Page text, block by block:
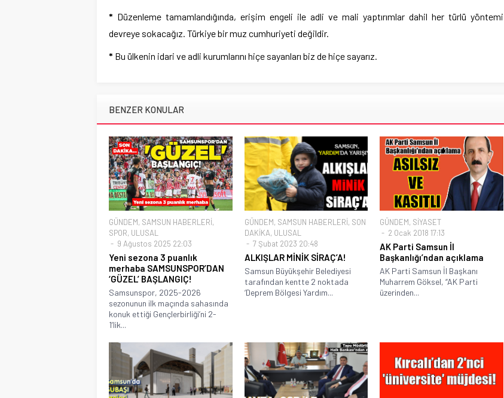
* Düzenleme tamamlandığında, erişim engeli ile adli ve mali yaptırımlar dahil her türlü yöntemi
devreye sokacağız. Türkiye bir muz cumhuriyeti değildir.
* Bu ülkenin idari ve adli kurumlarını hiçe sayanları biz de hiçe sayarız.
BENZER KONULAR
GÜNDEM, SAMSUN HABERLERİ,
SPOR, ULUSAL
9 Ağustos 2025 22:03
Yeni sezona 3 puanlık
merhaba SAMSUNSPOR’DAN
‘GÜZEL’ BAŞLANGIÇ!
Samsunspor, 2025-2026
sezonunun ilk maçında sahasında
konuk ettiği Gençlerbirliği’ni 2-
1’lik...
GÜNDEM, SAMSUN HABERLERİ, SON
DAKİKA, ULUSAL
7 Şubat 2023 20:48
ALKIŞLAR MİNİK SİRAÇ’A!
Samsun Büyükşehir Belediyesi
tarafından kentte 2 noktada
‘Deprem Bölgesi Yardım...
GÜNDEM, SİYASET
2 Ocak 2018 17:13
AK Parti Samsun İl
Başkanlığı’ndan açıklama
AK Parti Samsun İl Başkanı
Muharrem Göksel, “AK Parti
üzerinden...